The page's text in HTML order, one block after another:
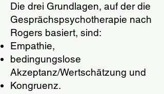
Die drei Grundlagen, auf der die
Gesprächspsychotherapie nach
Rogers basiert, sind:
Empathie,
bedingungslose
Akzeptanz/Wertschätzung und
Kongruenz.